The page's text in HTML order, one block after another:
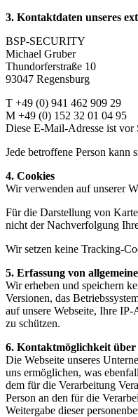
3. Kontaktdaten unseres
BSP-SECURITY
Michael Gruber
Thundorferstraße 10
93047 Regensburg
T +49 (0) 941 462 909 29
M +49 (0) 152 32 01 04 95
Diese E-Mail-Adresse ist vor
Jede betroffene Person kann
4. Cookies
Wir verwenden auf unserer
Für die Darstellung von
nicht der Nachverfolgung
Wir setzen keine Tracking-
5. Erfassung von
Wir erheben und speichern
Versionen, das
auf unsere Webseite, Ihre
zu schützen.
6. Kontaktmöglichkeit über
Die Webseite unseres
uns ermöglichen, was
dem für die Verarbeitung
Person an den für die
Weitergabe dieser